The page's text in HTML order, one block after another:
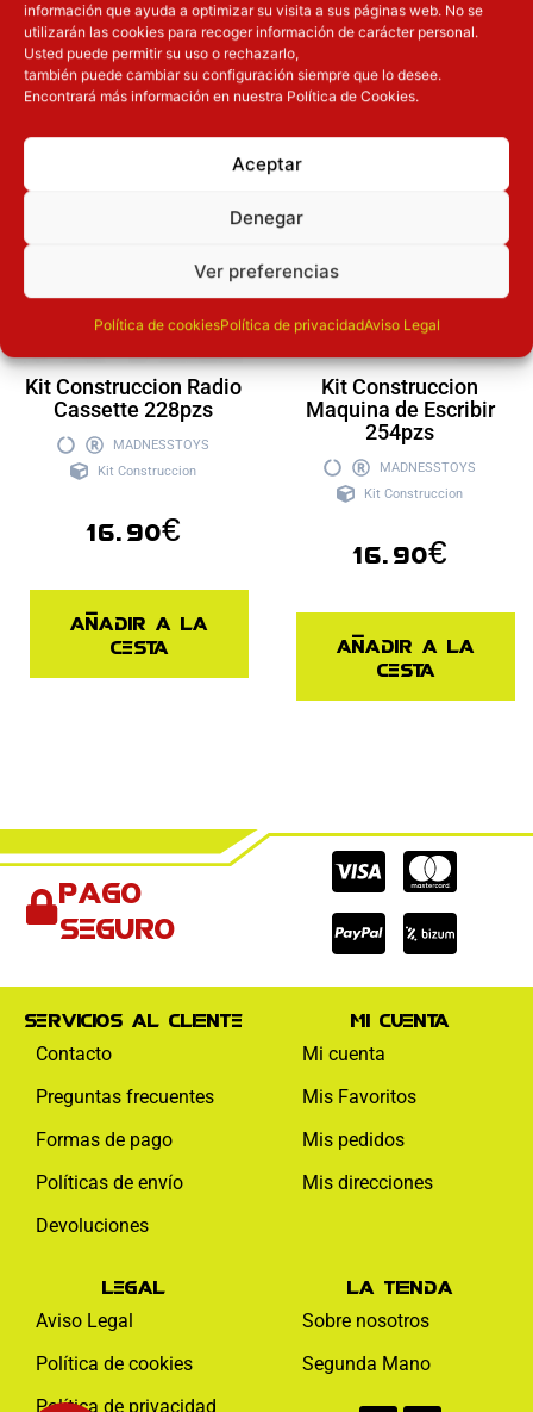
información que ayuda a optimizar su visita a sus páginas web. No se
utilizarán las cookies para recoger información de carácter personal.
Usted puede permitir su uso o rechazarlo,
también puede cambiar su configuración siempre que lo desee.
Encontrará más información en nuestra Política de Cookies.
Aceptar
Denegar
Ver preferencias
Política de cookiesPolítica de privacidadAviso Legal
Añadir a la
cesta
Añadir a la
Kit Construccion Radio
Cassette 228pzs
MADNESSTOYS
Kit Construccion
16.90€
Añadir a la
cesta
Kit Construccion
Maquina de Escribir
254pzs
MADNESSTOYS
Kit Construccion
16.90€
Añadir a la
cesta
Pago
seguro
Cc-
visa
Cc-
Cc-
paypal
Servicios al cliente
Contacto
Preguntas frecuentes
Formas de pago
Políticas de envío
Devoluciones
Mi cuenta
Mi cuenta
Mis Favoritos
Mis pedidos
Mis direcciones
Legal
Aviso Legal
Política de cookies
Política de privacidad
La tienda
Sobre nosotros
Segunda Mano